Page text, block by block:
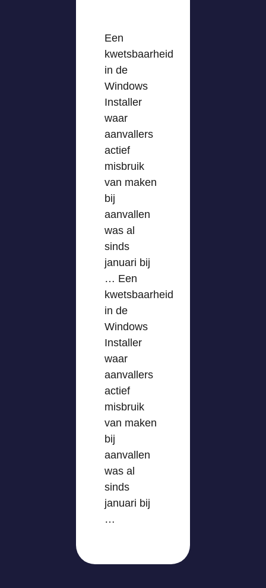
Een
kwetsbaarheid
in de
Windows
Installer
waar
aanvallers
actief
misbruik
van maken
bij
aanvallen
was al
sinds
januari bij
… Een
kwetsbaarheid
in de
Windows
Installer
waar
aanvallers
actief
misbruik
van maken
bij
aanvallen
was al
sinds
januari bij
…